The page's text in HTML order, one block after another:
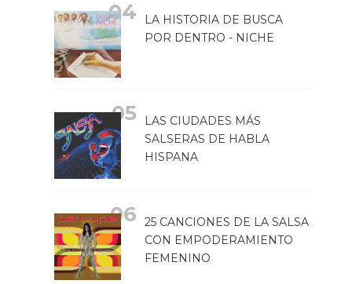
LA HISTORIA DE BUSCA
POR DENTRO - NICHE
LAS CIUDADES MÁS
SALSERAS DE HABLA
HISPANA
25 CANCIONES DE LA SALSA
CON EMPODERAMIENTO
FEMENINO